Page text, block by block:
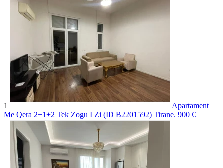
1
Apartament
Me Qera 2+1+2 Tek Zogu I Zi (ID B2201592) Tirane. 900 €